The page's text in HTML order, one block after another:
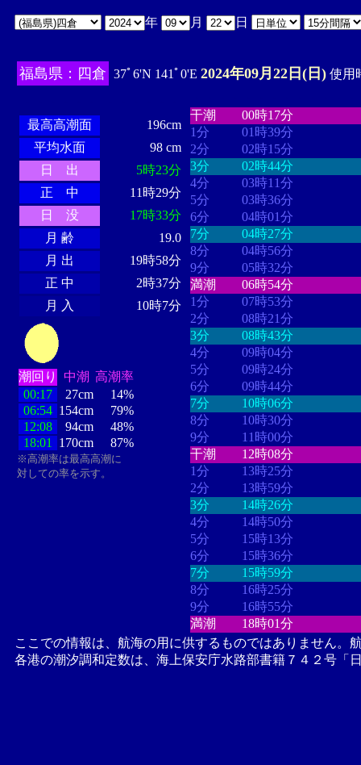
年 月 日
福島県：四倉 37ﾟ6'N 141ﾟ0'E 2024年09月22日(日) 使用
最高高潮面
196cm
平均水面
98 cm
日 出
5時23分
正 中
11時29分
日 没
17時33分
月 齢
19.0
月 出
19時58分
正 中
2時37分
月 入
10時7分
潮回り 中潮 高潮率
00:17
27cm
14%
06:54 154cm
79%
12:08
94cm
48%
18:01
170cm 87%
※高潮率は最高高潮に
対しての率を示す。
干潮
00時17分
1分
01時39分
2分
02時15分
3分
02時44分
4分
03時11分
5分
03時36分
6分
04時01分
7分
04時27分
8分
04時56分
9分
05時32分
満潮
06時54分
1分
07時53分
2分
08時21分
3分
08時43分
4分
09時04分
5分
09時24分
6分
09時44分
7分
10時06分
8分
10時30分
9分
11時00分
干潮
12時08分
1分
13時25分
2分
13時59分
3分
14時26分
4分
14時50分
5分
15時13分
6分
15時36分
7分
15時59分
8分
16時25分
9分
16時55分
満潮
18時01分
ここでの情報は、航海の用に供するものではありません。
各港の潮汐調和定数は、海上保安庁水路部書籍７４２号「